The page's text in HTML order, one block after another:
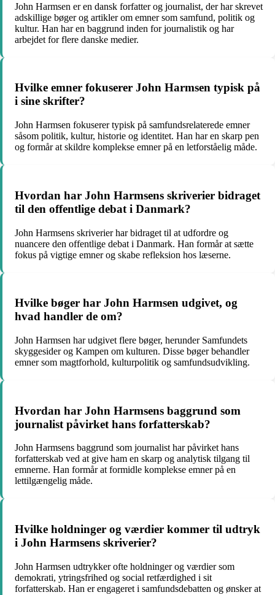
John Harmsen er en dansk forfatter og journalist, der har skrevet
adskillige bøger og artikler om emner som samfund, politik og
kultur. Han har en baggrund inden for journalistik og har
arbejdet for flere danske medier.
Hvilke emner fokuserer John Harmsen typisk på
i sine skrifter?
John Harmsen fokuserer typisk på samfundsrelaterede emner
såsom politik, kultur, historie og identitet. Han har en skarp pen
og formår at skildre komplekse emner på en letforståelig måde.
Hvordan har John Harmsens skriverier bidraget
til den offentlige debat i Danmark?
John Harmsens skriverier har bidraget til at udfordre og
nuancere den offentlige debat i Danmark. Han formår at sætte
fokus på vigtige emner og skabe refleksion hos læserne.
Hvilke bøger har John Harmsen udgivet, og
hvad handler de om?
John Harmsen har udgivet flere bøger, herunder Samfundets
skyggesider og Kampen om kulturen. Disse bøger behandler
emner som magtforhold, kulturpolitik og samfundsudvikling.
Hvordan har John Harmsens baggrund som
journalist påvirket hans forfatterskab?
John Harmsens baggrund som journalist har påvirket hans
forfatterskab ved at give ham en skarp og analytisk tilgang til
emnerne. Han formår at formidle komplekse emner på en
lettilgængelig måde.
Hvilke holdninger og værdier kommer til udtryk
i John Harmsens skriverier?
John Harmsen udtrykker ofte holdninger og værdier som
demokrati, ytringsfrihed og social retfærdighed i sit
forfatterskab. Han er engageret i samfundsdebatten og ønsker at